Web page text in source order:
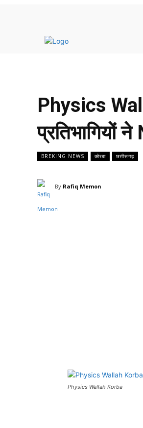
Physics
प्रतिभागियों
BREKING NEWS कोरबा छत्तीसगढ़
By Rafiq Memon
Physics Wallah Korba